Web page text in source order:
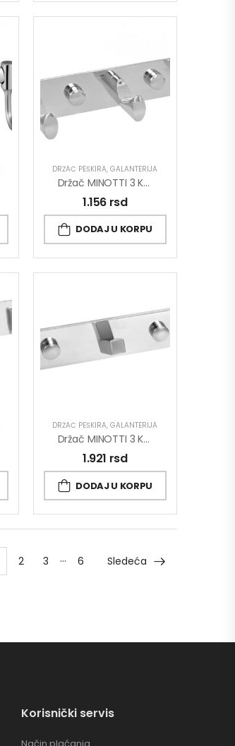
DRŽAČ PEŠKIRA,GALANTERIJA
Držač MINOTTI 3 Kuke Fiksni
1.156 rsd
DODAJ U KORPU
DRŽAČ PEŠKIRA,GALANTERIJA
Držač MINOTTI 3 Kuke Kocka Fiksni Mesing
1.921 rsd
DODAJ U KORPU
2 3 … 6 Sledeća
Korisnički servis